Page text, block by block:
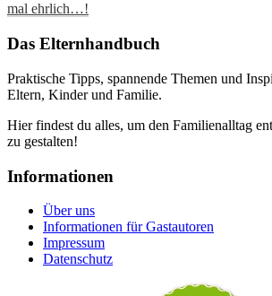
mal ehrlich…!
Das Elternhandbuch
Praktische Tipps, spannende Themen und
Eltern, Kinder und Familie.
Hier findest du alles, um den Familienalltag
zu gestalten!
Informationen
Über uns
Informationen für Gastautoren
Impressum
Datenschutz